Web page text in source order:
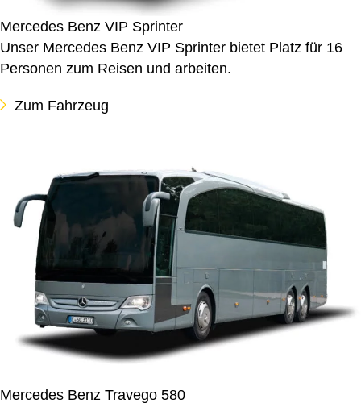
Mercedes Benz VIP Sprinter
Unser Mercedes Benz VIP Sprinter bietet Platz für 16
Personen zum Reisen und arbeiten.
Zum Fahrzeug
Mercedes Benz Travego 580